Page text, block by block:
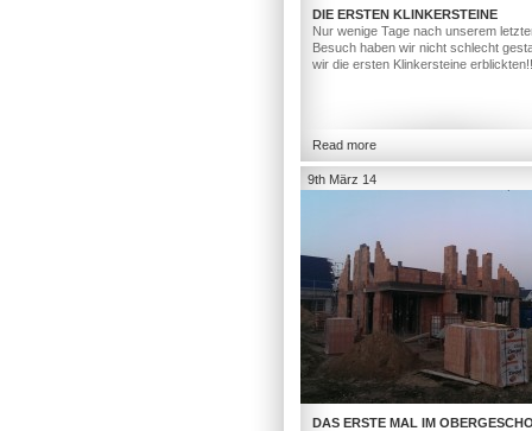
DIE ERSTEN KLINKERSTEINE
Nur wenige Tage nach unserem
Besuch haben wir nicht schlecht
wir die ersten Klinkersteine
Read more
9th März 14
DAS ERSTE MAL IM